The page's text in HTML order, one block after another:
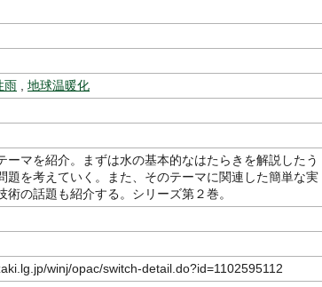
雨
地球温暖化
ーマを紹介。まずは水の基本的なはたらきを解説したう
題を考えていく。また、そのテーマに関連した簡単な実
の話題も紹介する。シリーズ第２巻。
winj/opac/switch-detail.do?id=1102595112